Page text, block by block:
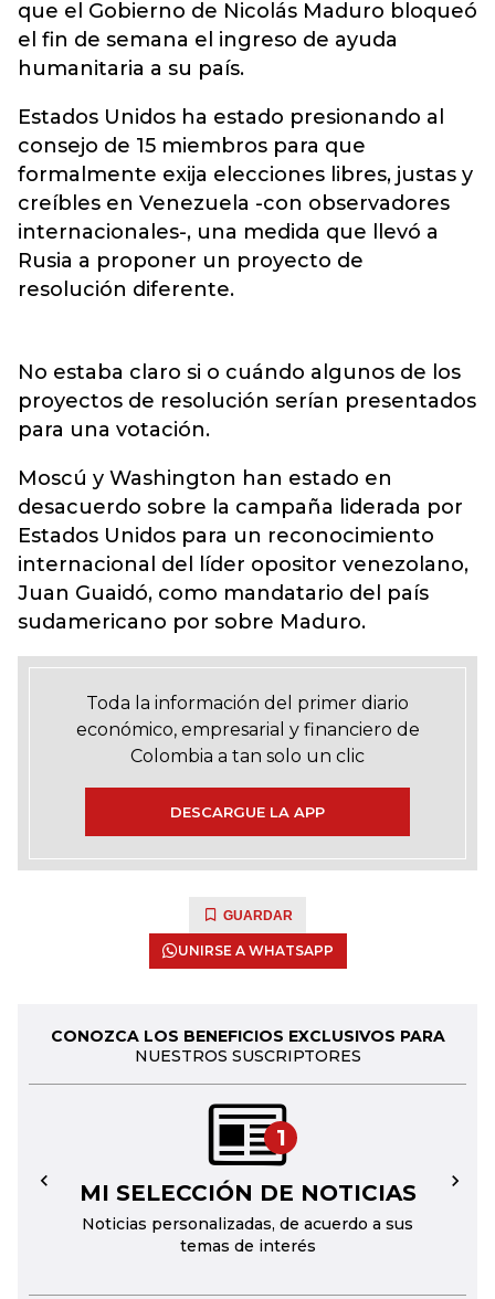
que el Gobierno de Nicolás Maduro bloqueó
el fin de semana el ingreso de ayuda
humanitaria a su país.
Estados Unidos ha estado presionando al
consejo de 15 miembros para que
formalmente exija elecciones libres, justas y
creíbles en Venezuela -con observadores
internacionales-, una medida que llevó a
Rusia a proponer un proyecto de
resolución diferente.
No estaba claro si o cuándo algunos de los
proyectos de resolución serían presentados
para una votación.
Moscú y Washington han estado en
desacuerdo sobre la campaña liderada por
Estados Unidos para un reconocimiento
internacional del líder opositor venezolano,
Juan Guaidó, como mandatario del país
sudamericano por sobre Maduro.
Toda la información del primer diario
económico, empresarial y financiero de
Colombia a tan solo un clic
DESCARGUE LA APP
GUARDAR
UNIRSE A WHATSAPP
CONOZCA LOS BENEFICIOS EXCLUSIVOS PARA
NUESTROS SUSCRIPTORES
1
MI SELECCIÓN DE NOTICIAS
Noticias personalizadas, de acuerdo a sus
temas de interés
← →